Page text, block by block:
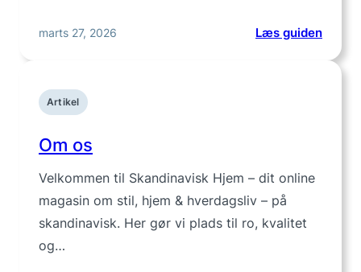
marts 27, 2026 Læs guiden:
over
Artikel
Om os
Velkommen til Skandinavisk Hjem – dit online
magasin om stil, hjem & hverdagsliv – på
skandinavisk. Her gør vi plads til ro, kvalitet
og…